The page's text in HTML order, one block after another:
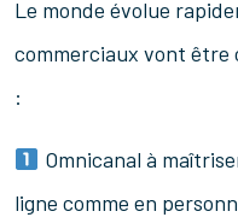
Le monde évolue
commerciaux vont être
:
Omnicanal à
ligne comme en